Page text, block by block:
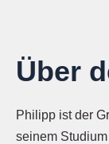
Über
Philipp ist der
seinem